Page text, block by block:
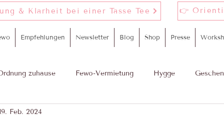
& Klarheit bei einer Tasse Tee 👉
Empfehlungen Newsletter Blog Shop Presse
zuhause Fewo-Vermietung Hygge
proWIN Yourday
Feb. 2024